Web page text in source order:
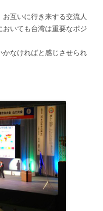
互いに行き来する交流人
いても台湾は重要なポジ
なければと感じさせられ